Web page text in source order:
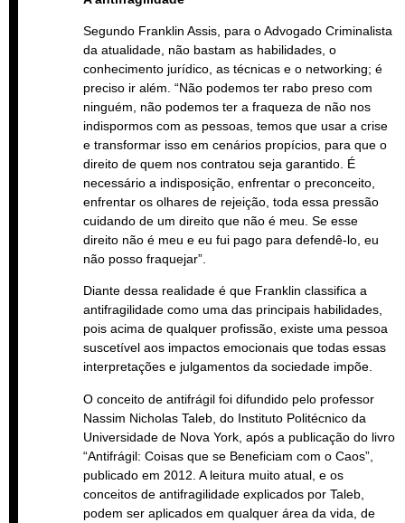
Segundo Franklin Assis, para o Advogado Criminalista
da atualidade, não bastam as habilidades, o
conhecimento jurídico, as técnicas e o networking; é
preciso ir além. “Não podemos ter rabo preso com
ninguém, não podemos ter a fraqueza de não nos
indispormos com as pessoas, temos que usar a crise
e transformar isso em cenários propícios, para que o
direito de quem nos contratou seja garantido. É
necessário a indisposição, enfrentar o preconceito,
enfrentar os olhares de rejeição, toda essa pressão
cuidando de um direito que não é meu. Se esse
direito não é meu e eu fui pago para defendê-lo, eu
não posso fraquejar”.
Diante dessa realidade é que Franklin classifica a
antifragilidade como uma das principais habilidades,
pois acima de qualquer profissão, existe uma pessoa
suscetível aos impactos emocionais que todas essas
interpretações e julgamentos da sociedade impõe.
O conceito de antifrágil foi difundido pelo professor
Nassim Nicholas Taleb, do Instituto Politécnico da
Universidade de Nova York, após a publicação do livro
“Antifrágil: Coisas que se Beneficiam com o Caos”,
publicado em 2012. A leitura muito atual, e os
conceitos de antifragilidade explicados por Taleb,
podem ser aplicados em qualquer área da vida, de